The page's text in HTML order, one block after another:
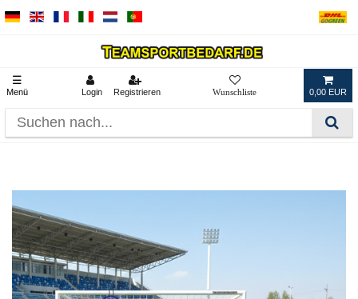
☰
Menü Login Registrieren 0,00 EUR